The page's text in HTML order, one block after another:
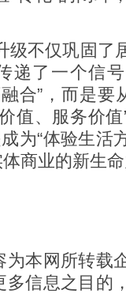
级不仅巩固了
递了一个信
合”，而是要
值、服务价
为“体验生活
体商业的新生
为本网所转载
信息之目的